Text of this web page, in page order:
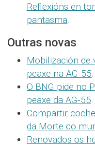
Reflexións en
pantasma.
Outras novas
Mobilización de
peaxe na AG-55.
O BNG pide no
peaxe da AG-55.
Compartir
da Morte co
Renovados os